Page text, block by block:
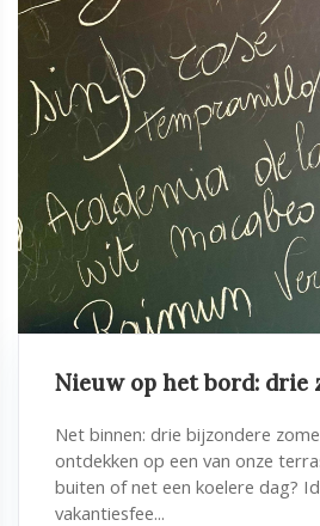
Nieuw op het bord: drie
Net binnen: drie bijzondere
ontdekken op een van onze
buiten of net een koelere dag?
vakantiesfee...